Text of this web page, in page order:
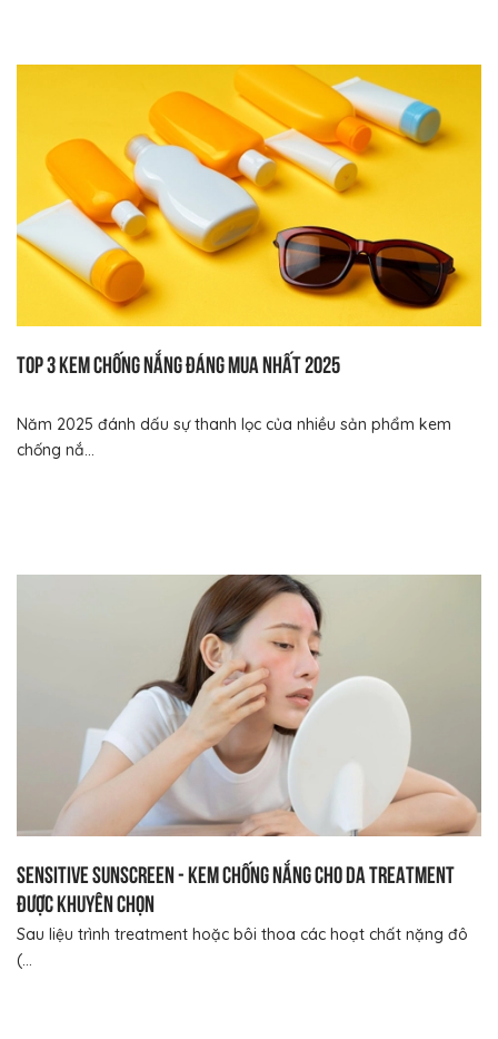
Top 3 kem chống nắng đáng mua nhất 2025
Năm 2025 đánh dấu sự thanh lọc của nhiều sản phẩm kem
chống nắ...
Sensitive Sunscreen - Kem chống nắng cho da treatment
được khuyên chọn
Sau liệu trình treatment hoặc bôi thoa các hoạt chất nặng đô
(...